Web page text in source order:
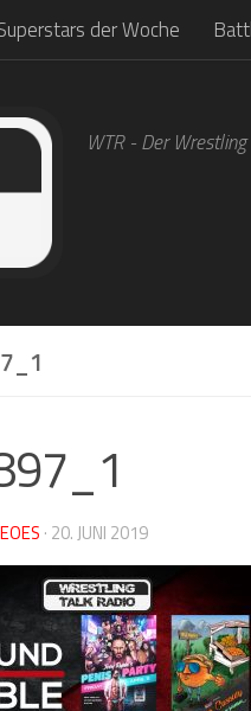
der Woche
WTR - Der
· 20. JUNI 2019